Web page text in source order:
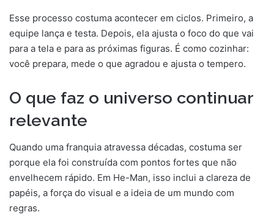
Esse processo costuma acontecer em ciclos. Primeiro, a
equipe lança e testa. Depois, ela ajusta o foco do que vai
para a tela e para as próximas figuras. É como cozinhar:
você prepara, mede o que agradou e ajusta o tempero.
O que faz o universo continuar
relevante
Quando uma franquia atravessa décadas, costuma ser
porque ela foi construída com pontos fortes que não
envelhecem rápido. Em He-Man, isso inclui a clareza de
papéis, a força do visual e a ideia de um mundo com
regras.